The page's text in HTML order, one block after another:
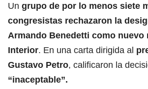
Un grupo de por lo menos siete
congresistas rechazaron la
Armando Benedetti como nuevo
Interior. En una carta dirigida al
Gustavo Petro, calificaron la
“inaceptable”.